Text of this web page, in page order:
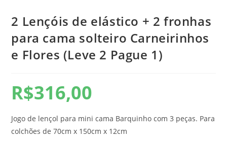
2 Lençóis de elástico + 2 fronhas
para cama solteiro Carneirinhos
e Flores (Leve 2 Pague 1)
R$316,00
Jogo de lençol para mini cama Barquinho com 3 peças. Para
colchões de 70cm x 150cm x 12cm